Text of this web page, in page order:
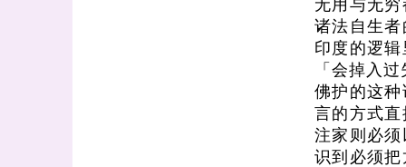
无用与无
诸法自生
印度的逻
「会掉入
佛护的这
言的方式
注家则必
识到必须